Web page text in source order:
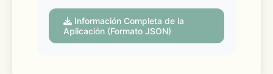
4.【深厚时代底蕴，刀剑文化复兴】
Información Completa de la
Aplicación (Formato JSON)